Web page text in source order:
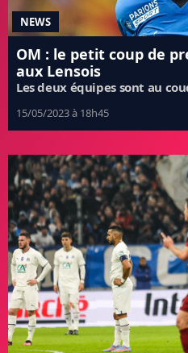
NEWS
OM : le petit coup de
aux Lensois
Les deux équipes sont au
15/05/2023 à 18h45